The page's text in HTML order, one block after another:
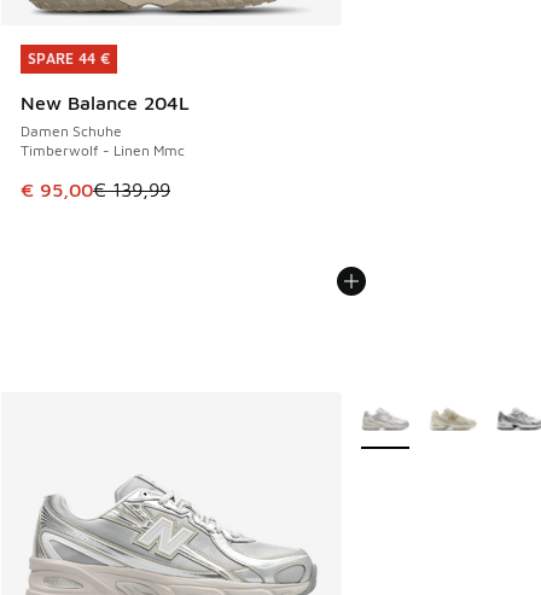
SPARE 44 €
New Balance 204L
Damen Schuhe
Timberwolf - Linen Mmc
Dieser Artikel ist im Sale. Der Preis ist von € 139,99 auf €
€ 95,00€ 139,99
SPARE 44 €
Weitere Farben